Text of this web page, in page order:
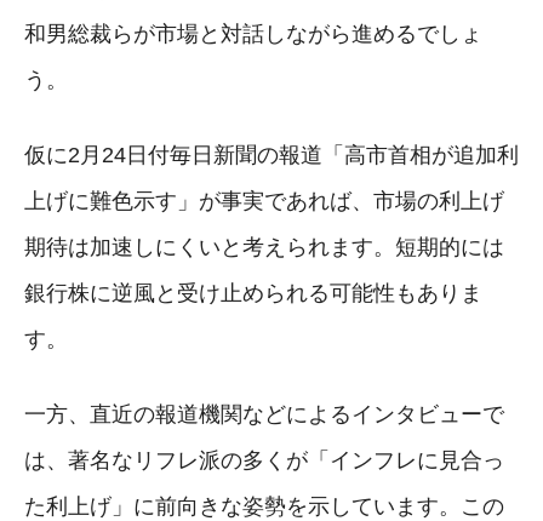
和男総裁らが市場と対話しながら進めるでしょ
う。
仮に2月24日付毎日新聞の報道「高市首相が追加利
上げに難色示す」が事実であれば、市場の利上げ
期待は加速しにくいと考えられます。短期的には
銀行株に逆風と受け止められる可能性もありま
す。
一方、直近の報道機関などによるインタビューで
は、著名なリフレ派の多くが「インフレに見合っ
た利上げ」に前向きな姿勢を示しています。この